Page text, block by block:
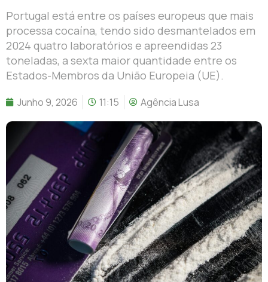
Portugal está entre os países europeus que mais
processa cocaína, tendo sido desmantelados em
2024 quatro laboratórios e apreendidas 23
toneladas, a sexta maior quantidade entre os
Estados-Membros da União Europeia (UE).
Junho 9, 2026 11:15 Agência Lusa